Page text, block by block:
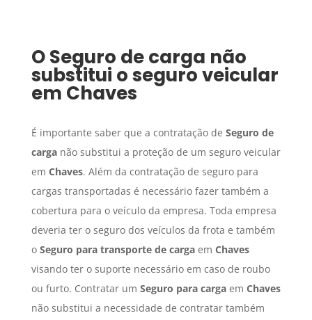
OSeguro de carga não
substitui o seguro veicular
em Chaves
É importante saber que a contratação de Seguro de
carganão substitui a proteção de um seguro veicular
em Chaves. Além da contratação de seguro para
cargas transportadas é necessário fazer também a
cobertura para o veículo da empresa. Toda empresa
deveria ter o seguro dos veículos da frota e também
o Seguro para transporte de cargaem Chaves
visando ter o suporte necessário em caso de roubo
ou furto. Contratar um Seguro para cargaem Chaves
não substitui a necessidade de contratar também